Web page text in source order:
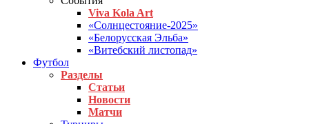
Viva Kola Art
«Солнцестояние-2025»
«Белорусская Эльба»
«Витебский листопад»
Футбол
Разделы
Статьи
Новости
Матчи